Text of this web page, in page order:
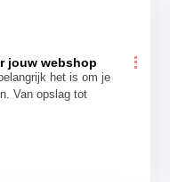
jouw webshop
het is om je
Van opslag tot